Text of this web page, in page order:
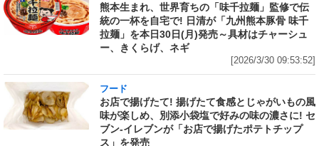
熊本生まれ、世界育ちの「味千拉麺」監修で伝
統の一杯を自宅で! 日清が「九州熊本豚骨 味千
拉麺」を本日30日(月)発売～具材はチャーシュ
ー、きくらげ、ネギ
[2026/3/30 09:53:52]
フード
お店で揚げたて! 揚げたて食感とじゃがいもの風
味が楽しめ、別添小袋塩で好みの味の濃さに! セ
ブン‐イレブンが「お店で揚げたポテトチップ
ス」を発売